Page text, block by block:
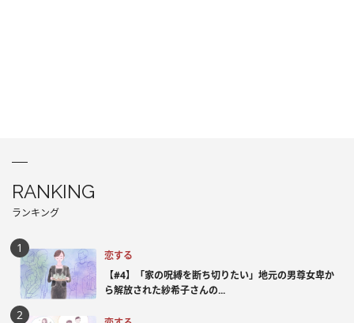
RANKING
ランキング
恋する
【#4】「家の呪縛を断ち切りたい」地元の男尊女卑か
ら解放された紗希子さんの...